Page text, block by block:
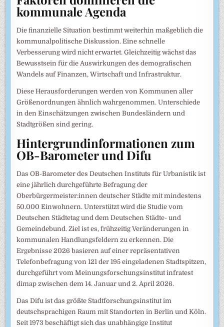
kommunale Agenda
Die finanzielle Situation bestimmt weiterhin maßgeblich die
kommunalpolitische Diskussion. Eine schnelle
Verbesserung wird nicht erwartet. Gleichzeitig wächst das
Bewusstsein für die Auswirkungen des demografischen
Wandels auf Finanzen, Wirtschaft und Infrastruktur.
Diese Herausforderungen werden von Kommunen aller
Größenordnungen ähnlich wahrgenommen. Unterschiede
in den Einschätzungen zwischen Bundesländern und
Stadtgrößen sind gering.
Hintergrundinformationen zum
OB-Barometer und Difu
Das OB-Barometer des Deutschen Instituts für Urbanistik ist
eine jährlich durchgeführte Befragung der
Oberbürgermeister:innen deutscher Städte mit mindestens
50.000 Einwohnern. Unterstützt wird die Studie vom
Deutschen Städtetag und dem Deutschen Städte- und
Gemeindebund. Ziel ist es, frühzeitig Veränderungen in
kommunalen Handlungsfeldern zu erkennen. Die
Ergebnisse 2026 basieren auf einer repräsentativen
Telefonbefragung von 121 der 195 eingeladenen Stadtspitzen,
durchgeführt vom Meinungsforschungsinstitut infratest
dimap zwischen dem 14. Januar und 2. April 2026.
Das Difu ist das größte Stadtforschungsinstitut im
deutschsprachigen Raum mit Standorten in Berlin und Köln.
Seit 1973 beschäftigt sich das unabhängige Institut